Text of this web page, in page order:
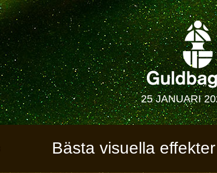
25 JANUARI
Bästa visuella